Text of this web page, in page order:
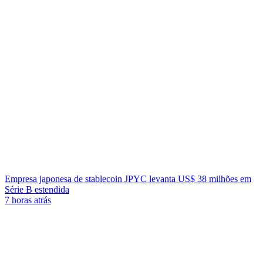
Empresa japonesa de stablecoin JPYC levanta US$ 38 milhões em
Série B estendida
7 horas atrás